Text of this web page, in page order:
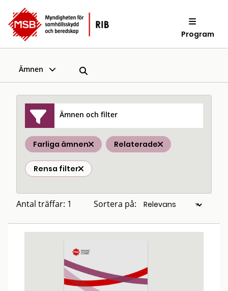
Program
Ämnen
Ämnen och filter
Farliga ämnen Relaterade
Rensa filter
Antal träffar: 1 Sortera på: